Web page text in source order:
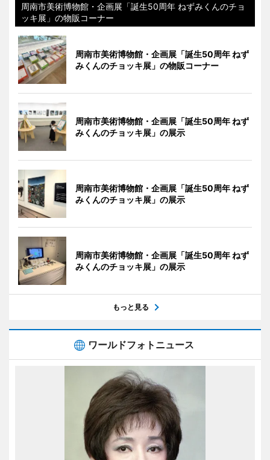
周南市美術博物館・企画展「誕生50周年 ねずみくんのチョ
ッキ展」の物販コーナー
周南市美術博物館・企画展「誕生50周年 ねず
みくんのチョッキ展」の物販コーナー
周南市美術博物館・企画展「誕生50周年 ねず
みくんのチョッキ展」の展示
周南市美術博物館・企画展「誕生50周年 ねず
みくんのチョッキ展」の展示
周南市美術博物館・企画展「誕生50周年 ねず
みくんのチョッキ展」の展示
もっと見る
ワールドフォトニュース